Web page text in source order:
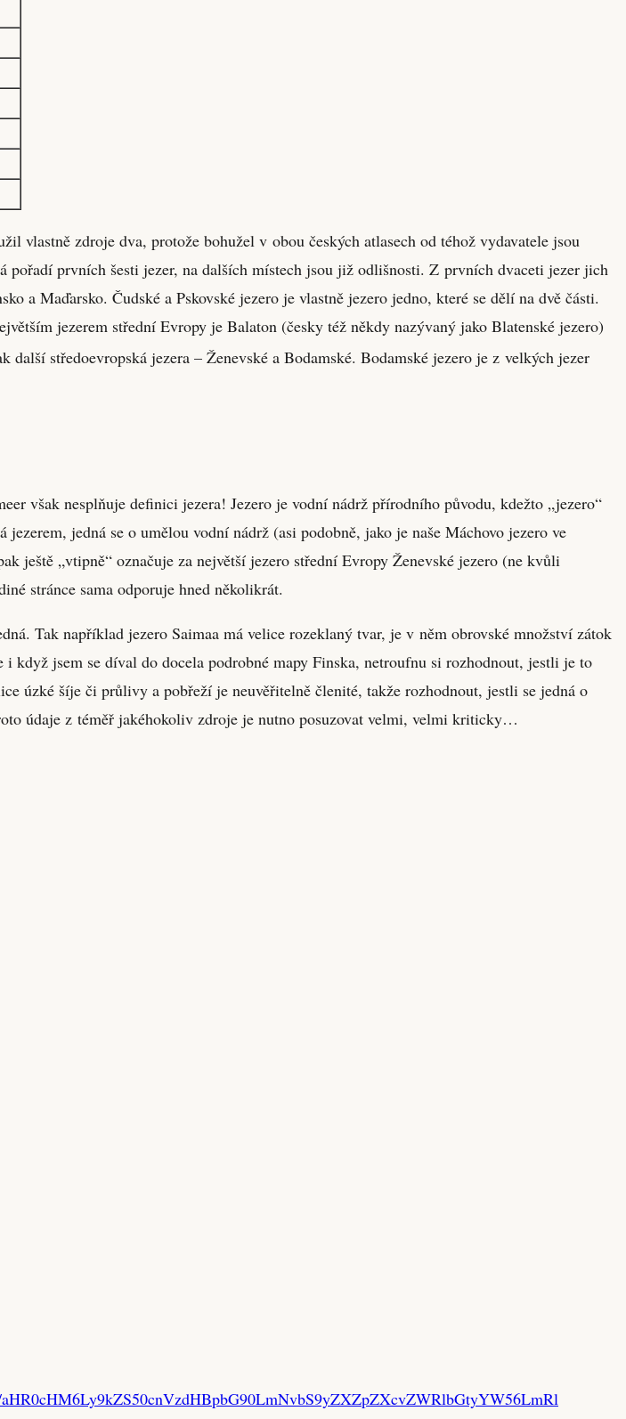
zdroje dva, protože bohužel v obou českých atlasech od téhož vydavatele jsou
prvních šesti jezer, na dalších místech jsou již odlišnosti. Z prvních dvaceti jezer jich
a Maďarsko. Čudské a Pskovské jezero je vlastně jezero jedno, které se dělí na dvě části.
jezerem střední Evropy je Balaton (česky též někdy nazývaný jako Blatenské jezero)
středoevropská jezera – Ženevské a Bodamské. Bodamské jezero je z velkých jezer
však nesplňuje definici jezera! Jezero je vodní nádrž přírodního původu, kdežto „jezero“
jedná se o umělou vodní nádrž (asi podobně, jako je naše Máchovo jezero ve
ještě „vtipně“ označuje za největší jezero střední Evropy Ženevské jezero (ne kvůli
stránce sama odporuje hned několikrát.
Tak například jezero Saimaa má velice rozeklaný tvar, je v něm obrovské množství zátok
když jsem se díval do docela podrobné mapy Finska, netroufnu si rozhodnout, jestli je to
úzké šíje či průlivy a pobřeží je neuvěřitelně členité, takže rozhodnout, jestli se jedná o
údaje z téměř jakéhokoliv zdroje je nutno posuzovat velmi, velmi kriticky…